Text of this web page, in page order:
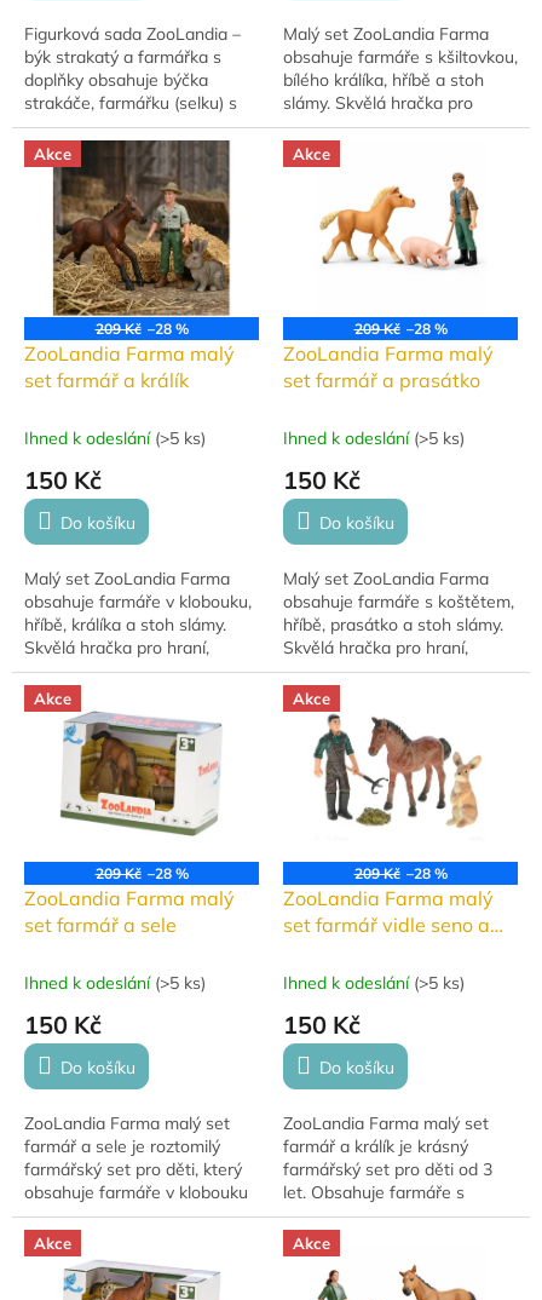
Figurková sada ZooLandia –
býk strakatý a farmářka s
doplňky obsahuje býčka
strakáče, farmářku (selku) s
ošatkou bílých vajíček, žok
slámy a ohradník. Rozměr
býka je 13 × 7 cm....
Malý set ZooLandia Farma
obsahuje farmáře s kšiltovkou,
bílého králíka, hříbě a stoh
slámy. Skvělá hračka pro
hraní, sbírání a rozvoj fantazie.
Akce
209 Kč –28 %
ZooLandia Farma malý
set farmář a králík
Ihned k odeslání (>5 ks)
150 Kč
Do košíku
Malý set ZooLandia Farma
obsahuje farmáře v klobouku,
hříbě, králíka a stoh slámy.
Skvělá hračka pro hraní,
sbírání a rozvoj fantazie.
Akce
209 Kč –28 %
ZooLandia Farma malý
set farmář a prasátko
Ihned k odeslání (>5 ks)
150 Kč
Do košíku
Malý set ZooLandia Farma
obsahuje farmáře s koštětem,
hříbě, prasátko a stoh slámy.
Skvělá hračka pro hraní,
sbírání a rozvoj fantazie. V
naší nabídce najdete také
další...
Akce
209 Kč –28 %
ZooLandia Farma malý
set farmář a sele
Ihned k odeslání (>5 ks)
150 Kč
Do košíku
ZooLandia Farma malý set
farmář a sele je roztomilý
farmářský set pro děti, který
obsahuje farmáře v klobouku
s vidlemi, selátko, hříbátko a
pytel se senem, vše uložené
v...
Akce
209 Kč –28 %
ZooLandia Farma malý
set farmář vidle seno a
Ihned k odeslání (>5 ks)
150 Kč
Do košíku
ZooLandia Farma malý set
farmář a králík je krásný
farmářský set pro děti od 3
let. Obsahuje farmáře s
vidlemi, kupku sena, hnědého
králíka a hříbě, vše uložené v
praktické...
Akce Akce